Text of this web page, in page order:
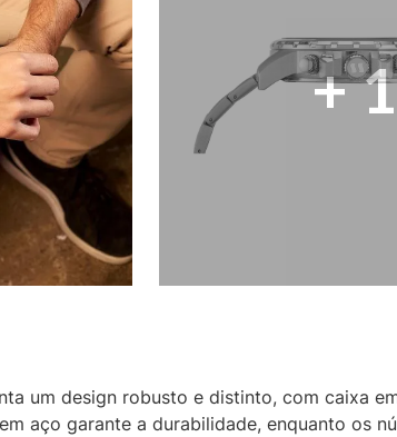
+1
um design robusto e distinto, com caixa
aço garante a durabilidade, enquanto os